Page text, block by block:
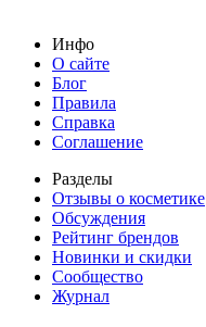
Инфо
О сайте
Блог
Правила
Справка
Соглашение
Разделы
Отзывы о косметике
Обсуждения
Рейтинг брендов
Новинки и скидки
Сообщество
Журнал